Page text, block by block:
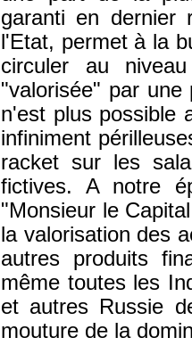
garanti en dernier
l'Etat, permet à la
circuler au
"valorisée" par une
n'est plus possible
infiniment
racket sur les
fictives. A notre
"Monsieur le
la valorisation des
autres produits
même toutes les
et autres Russie
mouture de la